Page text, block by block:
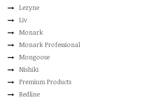
Lezyne
Liv
Monark
Monark Professional
Mongoose
Nishiki
Premium Products
Redline